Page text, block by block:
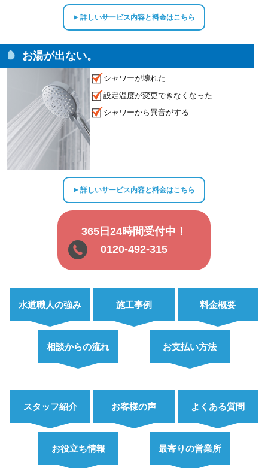
▲詳しいサービス内容と料金はこちら
お湯が出ない。
シャワーが壊れた
設定温度が変更できなくなった
シャワーから異音がする
▲詳しいサービス内容と料金はこちら
365日24時間受付中！
0120-492-315
水道職人の強み 施工事例 料金概要
相談からの流れ お支払い方法
スタッフ紹介 お客様の声 よくある質問
お役立ち情報 最寄りの営業所